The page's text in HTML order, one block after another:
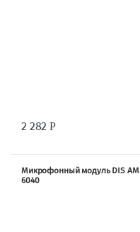
2 282Р
Микрофонный модуль DIS AM
6040